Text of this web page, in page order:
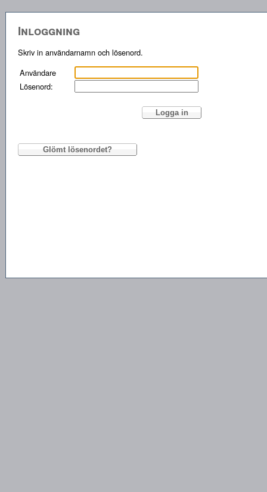
Inloggning
Skriv in användarnamn och lösenord.
Användare
Lösenord: